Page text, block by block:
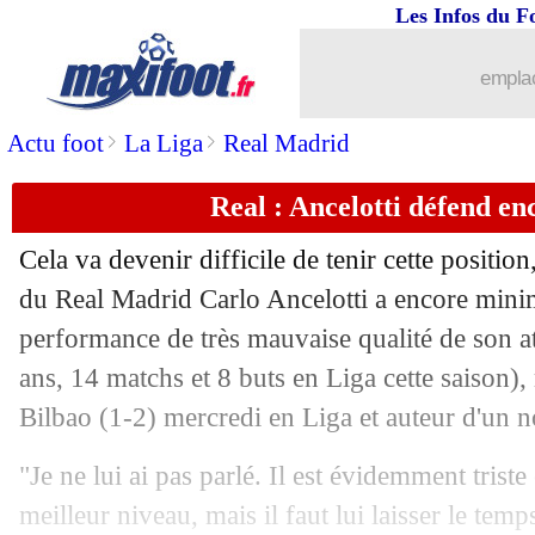
Actu foot> La Liga> Real Madrid
Les Infos du
Real : Ancelotti défend
Cela va devenir difficile de tenir cette
du Real Madrid Carlo Ancelotti a encore
performance de très mauvaise qualité de son
ans, 14 matchs et 8 buts en Liga cette
Bilbao (1-2) mercredi en Liga et auteur d'un
"Je ne lui ai pas parlé. Il est évidemment
meilleur niveau, mais il faut lui laisser le
Lille: Bouaddi a la cote en
05/12 VIDEO
05/12 OM: Cascarino optimiste pour la
05/12 PSG : Ramos, Roche reprend de
05/12 Reims: le club reprend Riolo
05/12 Nice: 12 absents contre Le Havre ?
05/12 Lyon: Benrahma forfait pour Angers